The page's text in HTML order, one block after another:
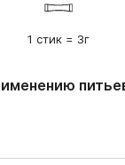
1 стик = 3г